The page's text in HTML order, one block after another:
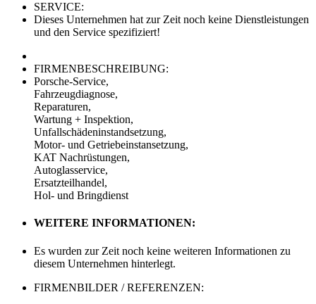
SERVICE:
Dieses Unternehmen hat zur Zeit noch keine Dienstleistungen
und den Service spezifiziert!
FIRMENBESCHREIBUNG:
Porsche-Service,
Fahrzeugdiagnose,
Reparaturen,
Wartung + Inspektion,
Unfallschädeninstandsetzung,
Motor- und Getriebeinstansetzung,
KAT Nachrüstungen,
Autoglasservice,
Ersatzteilhandel,
Hol- und Bringdienst
WEITERE INFORMATIONEN:
Es wurden zur Zeit noch keine weiteren Informationen zu
diesem Unternehmen hinterlegt.
FIRMENBILDER / REFERENZEN: